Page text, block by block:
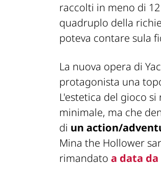
raccolti in meno di
quadruplo della
poteva contare sula
La nuova opera di
protagonista una
L'estetica del gioco
minimale, ma che
di un action/
Mina the Hollower
rimandato a data